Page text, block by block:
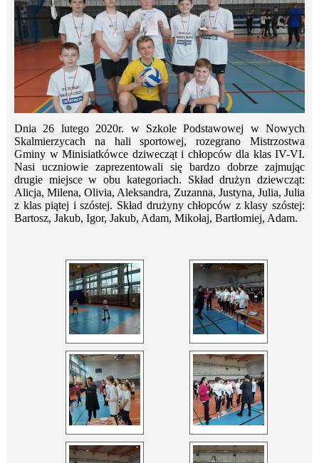
Dnia 26 lutego 2020r. w Szkole Podstawowej w Nowych
Skalmierzycach na hali sportowej, rozegrano Mistrzostwa
Gminy w Minisiatkówce dziwecząt i chłopców dla klas IV-VI.
Nasi uczniowie zaprezentowali się bardzo dobrze zajmując
drugie miejsce w obu kategoriach. Skład drużyn dziewcząt:
Alicja, Milena, Olivia, Aleksandra, Zuzanna, Justyna, Julia, Julia
z klas piątej i szóstej. Skład drużyny chłopców z klasy szóstej:
Bartosz, Jakub, Igor, Jakub, Adam, Mikołaj, Bartłomiej, Adam.